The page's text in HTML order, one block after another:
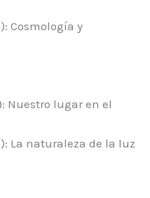
Cosmología y
Nuestro lugar en el
La naturaleza de la luz